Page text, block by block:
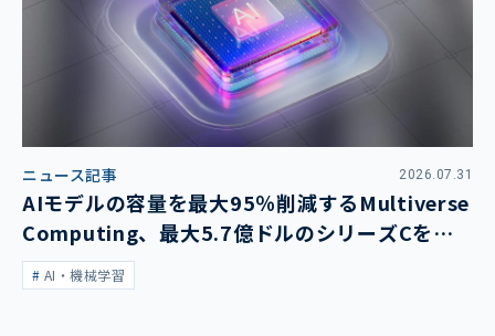
ニュース記事 2026.07.31
AIモデルの容量を最大95％削減するMultiverse
Computing、最大5.7億ドルのシリーズCを発
表AI・機械学習